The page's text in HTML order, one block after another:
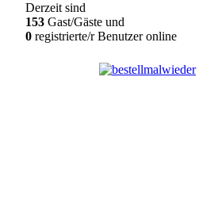
Derzeit sind
153 Gast/Gäste und
0 registrierte/r Benutzer online